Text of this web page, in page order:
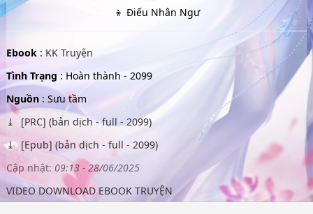
👦 Điếu Nhân Ngư
Ebook : KK Truyện
Tình Trạng : Hoàn thành - 2099
Nguồn: Sưu tầm
[PRC] (bản dịch - full - 2099)
[Epub] (bản dịch - full - 2099)
Cập nhật: 09:13 - 28/06/2025
VIDEO DOWNLOAD EBOOK TRUYỆN